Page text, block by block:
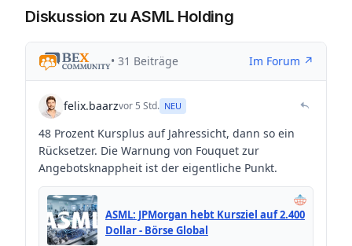
Diskussion zu ASML Holding